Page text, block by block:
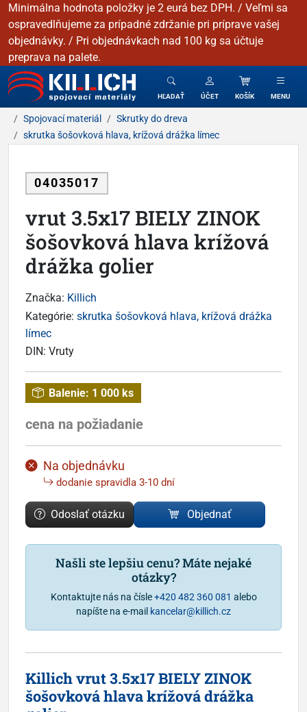
Minimálna hodnota položky je 2 eurá bez DPH. / Veľmi sa
ospravedlňujeme za prípadné zdržanie pri príprave vašej
objednávky. / Pri objednávkach nad 100 kg sa účtuje
preprava na palete.
KILLICH - Spojovacie materiály
HĽADAŤ ÚČET KOŠÍK MENU
Spojovací materiál
Skrutky do dreva
skrutka šošovková hlava, krížová drážka límec
04035017
vrut 3.5x17 BIELY ZINOK
šošovková hlava krížová
drážka golier
Značka: Killich
Kategórie: skrutka šošovková hlava, krížová drážka
límec
DIN: Vruty
Balenie: 1 000 ks
cena na požiadanie
Na objednávku
dodanie spravidla 3-10 dní
Odoslať otázku Objednať
Našli ste lepšiu cenu? Máte nejaké
otázky?
Kontaktujte nás na čísle+420 482 360 081 alebo
napíšte na e-mail kancelar@killich.cz
Killich vrut 3.5x17 BIELY ZINOK
šošovková hlava krížová drážka